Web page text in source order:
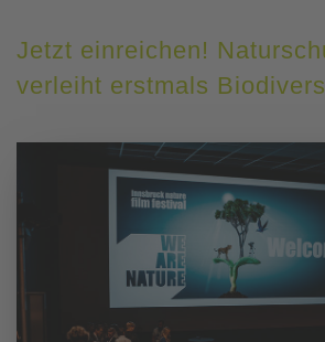
Jetzt einreichen!
verleiht erstmals